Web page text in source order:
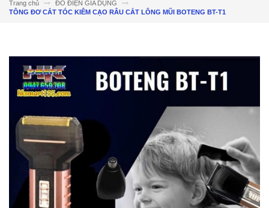
Trang chủ
ĐỒ ĐIỆN GIA DỤNG
TÔNG ĐƠ CẮT TÓC KIÊM CẠO RÂU CẮT LÔNG MŨI BOTENG BT-T1